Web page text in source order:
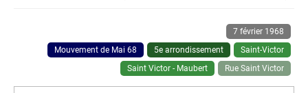
7 février 1968
Mouvement de Mai 68
5e arrondissement
Saint-Victor
Saint Victor - Maubert
Rue Saint Victor